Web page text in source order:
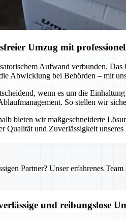
Umzug mit
Aufwand verbunden.
Abwicklung bei Behörden – mit
wenn es um die
So stellen wir
bieten wir maßgeschneiderte
Qualität und Zuverlässigkeit
Partner? Unser erfahrenes
und reibungslose